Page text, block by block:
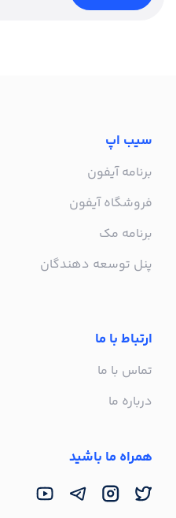
سیب اپ
برنامه آیفون
فروشگاه آیفون
برنامه مک
پنل توسعه دهندگان
ارتباط با ما
تماس با ما
درباره ما
همراه ما باشید